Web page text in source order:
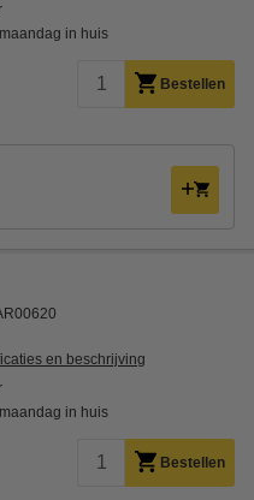
in huis
Bestellen
en beschrijving
in huis
Bestellen